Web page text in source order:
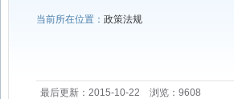
当前所在位置： 政策法规
最后更新：2015-10-22 浏览：9608